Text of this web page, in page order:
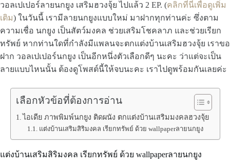
วอลเปเปอร์ลายนกยูง เสริมฮวงจุ้ย ไปแล้ว 2 EP. (คลิกที่นี่เพื่อดูเพิ่ม
เติม) ในวันนี้ เรามีลายนกยูงแบบใหม่ มาฝากทุกท่านค่ะ ซึ่งตาม
ความเชื่อ นกยูง เป็นสัตว์มงคล ช่วยเสริมโชคลาภ และช่วยเรียก
ทรัพย์ หากท่านใดที่กำลังมีแพลนจะตกแต่งบ้านเสริมฮวงจุ้ย เราขอ
ฝาก วอลเปเปอร์นกยูง เป็นอีกหนึ่งตัวเลือกดีๆ นะคะ ว่าแต่จะเป็น
ลายแบบไหนนั้น ต้องดูโพสต์นี้ให้จบนะคะ เราไปดูพร้อมกันเลยค่ะ
เลือกหัวข้อที่ต้องการอ่าน
ไอเดีย ภาพพิมพ์นกยูง ติดผนัง ตกแต่งบ้านเสริมมงคลฮวงจุ้ย
แต่งบ้านเสริมสิริมงคล เรียกทรัพย์ ด้วย wallpaperลายนกยูง
แต่งบ้านเสริมสิริมงคล เรียกทรัพย์ ด้วย wallpaperลายนกยูง